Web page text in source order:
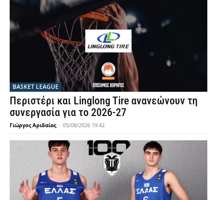
BASKET LEAGUE
Περιστέρι και Linglong Tire ανανεώνουν τη
συνεργασία για το 2026-27
Γιώργος Αριδαίας - 05/08/2026 19:42